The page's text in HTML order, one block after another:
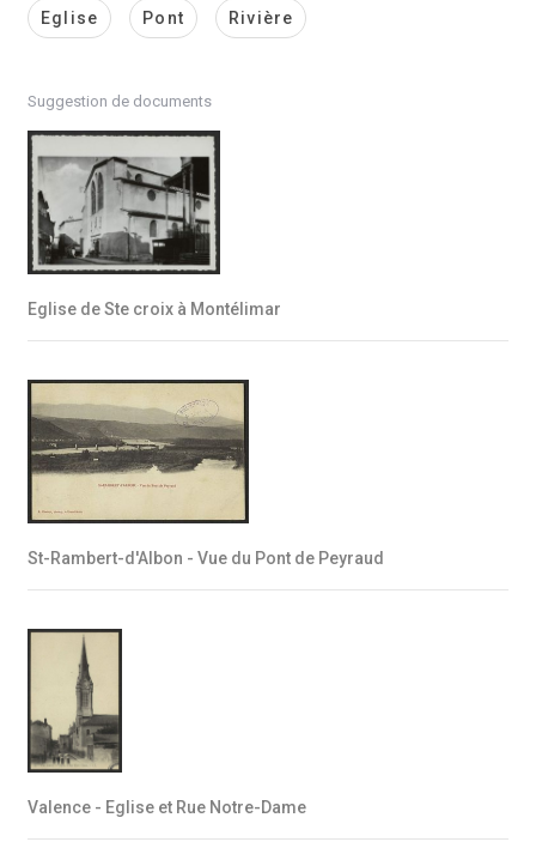
Eglise Pont Rivière
Suggestion de documents
Eglise de Ste croix à Montélimar
St-Rambert-d'Albon - Vue du Pont de Peyraud
Valence - Eglise et Rue Notre-Dame